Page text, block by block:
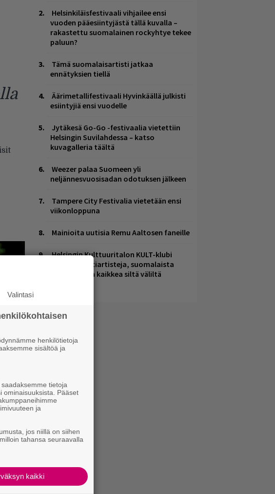
Helsinkiläisfestivaali vihjailee ensi
vuoden pääesiintyjästä tällä kuvalla –
rakastettu suomalainen rockyhtye tekee
paluun?
Tämä suomalaisartisti jatkaa
ennätyksien tiellä
Äärimetallifestivaali Hyvinkäällä julkisti
esiintyjiä ensi vuodelle
Jytäkesä Go-Go -festivaalia vietettiin
Helsingin Suvilahdessa – katso
kuvagalleria täältä
Weezer palaa Suomeen yli
neljännesvuosisadan odotuksen jälkeen
Tampere City Festivalia vietetään ensi
viikonloppuna
Mainioita uutisia Remu Aaltosen faneille
Helsingin Kulttuuritalon KULT-klubi
tarjoaa kulttiartisteja, suomalaista
osaamista ja kaikkea siltä väliltä
Valintasi
henkilötietoja
sisältöä ja
tietoja
ominaisuuksista. Pääset
ja
jos niillä on siihen
tahansa seuraavalla
kaikki